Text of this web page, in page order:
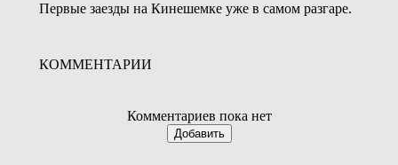
Первые заезды на Кинешемке уже в самом разгаре.
КОММЕНТАРИИ
Комментариев пока нет
Добавить